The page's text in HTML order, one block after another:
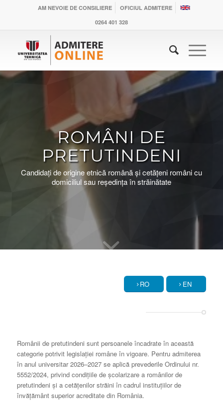
AM NEVOIE DE CONSILIERE
OFICIUL ADMITERE
0264 401 328
ROMÂNI DE
PRETUTINDENI
Candidați de origine etnică română și cetățeni români cu
domiciliul sau reședința în străinătate
RO EN
Românii de pretutindeni sunt persoanele încadrate în această
categorie potrivit legislației române în vigoare. Pentru admiterea
în anul universitar 2026–2027 se aplică prevederile Ordinului nr.
5552/2024, privind condițiile de școlarizare a românilor de
pretutindeni și a cetățenilor străini în cadrul instituțiilor de
învățământ superior acreditate din România.